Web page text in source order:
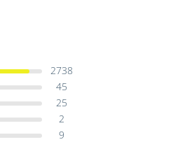
2738
45
25
2
9